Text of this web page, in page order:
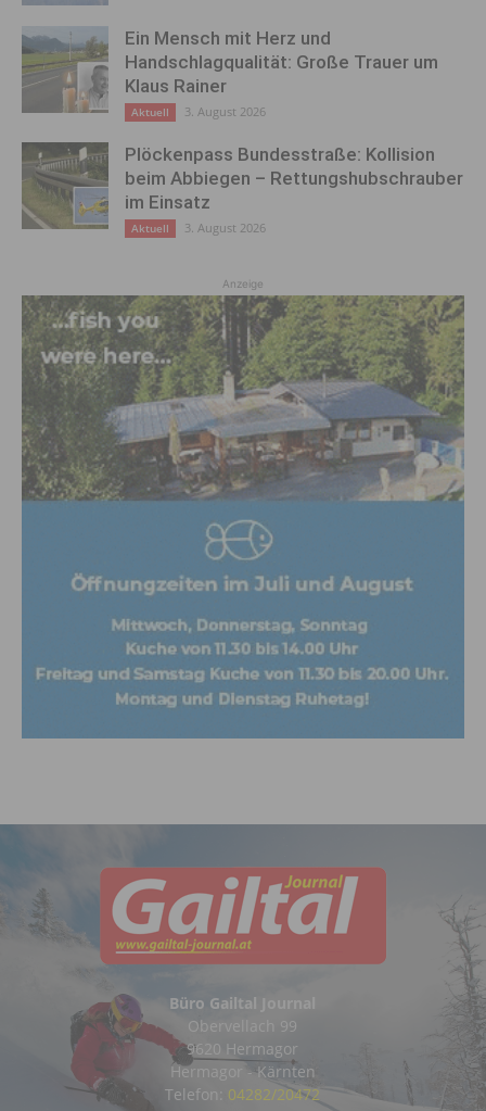
Ein Mensch mit Herz und
Handschlagqualität: Große Trauer um
Klaus Rainer
Aktuell 3. August 2026
Plöckenpass Bundesstraße: Kollision
beim Abbiegen – Rettungshubschrauber
im Einsatz
Aktuell 3. August 2026
Anzeige
Büro Gailtal Journal
Obervellach 99
9620 Hermagor
Hermagor - Kärnten
Telefon: 04282/20472